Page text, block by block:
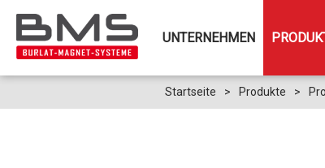
UNTERNEHMEN
Startseite > Produkte >